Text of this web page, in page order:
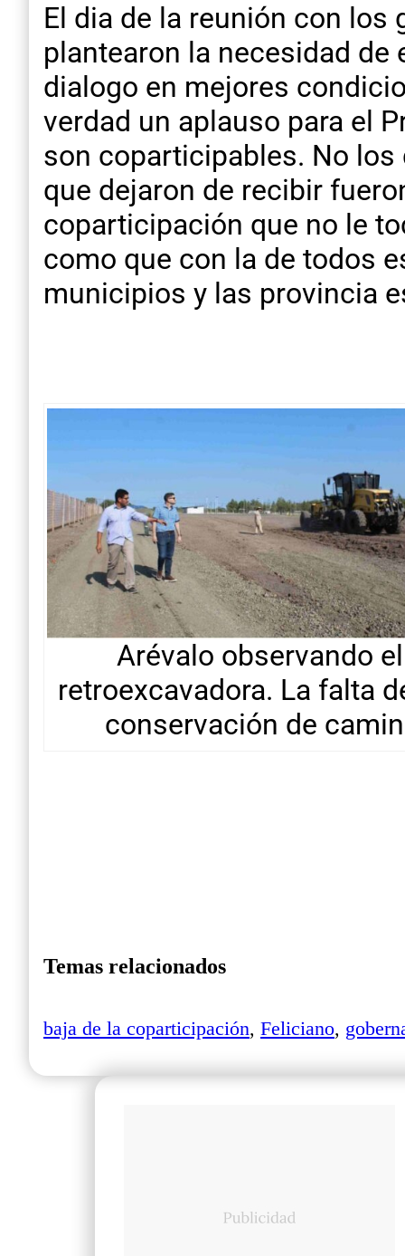
El dia de la reunión con los
plantearon la necesidad
dialogo en mejores
verdad un aplauso para el
son coparticipables. No
que dejaron de recibir
coparticipación que no le
como que con la de todos
municipios y las provincia
Arévalo observando
retroexcavadora. La falta
conservación de
Temas relacionados
baja de la coparticipación, Feliciano,